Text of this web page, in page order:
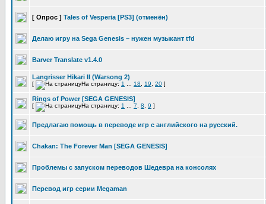
[ Опрос ] Tales of Vesperia [PS3] (отменён)
Делаю игру на Sega Genesis – нужен музыкант tfd
Barver Translate v1.4.0
Langrisser Hikari II (Warsong 2)
[ На страницу: 1 18 19 20 ]
Rings of Power [SEGA GENESIS]
[ На страницу: 1 7 8 9 ]
Предлагаю помощь в переводе игр с английского на русский.
Chakan: The Forever Man [SEGA GENESIS]
Проблемы с запуском переводов Шедевра на консолях
Перевод игр серии Megaman